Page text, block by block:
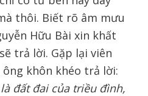
thôi. Biết rõ âm mưu
Hữu Bài xin khất
trả lời. Gặp lại viên
ông khôn khéo trả lời:
đất đai của triều đình,